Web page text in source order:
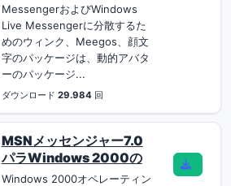
MessengerおよびWindows
Live Messengerに分散するた
めのウィンク、Meegos、顔文
字のパッケージは、動的アバタ
ーのパッケージ...
ダウンロード 29.984回
MSNメッセンジャー7.0
パラWindows 2000の
Windows 2000オペレーティン